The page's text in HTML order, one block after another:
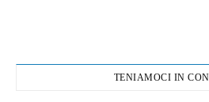
TENIAMOCI IN